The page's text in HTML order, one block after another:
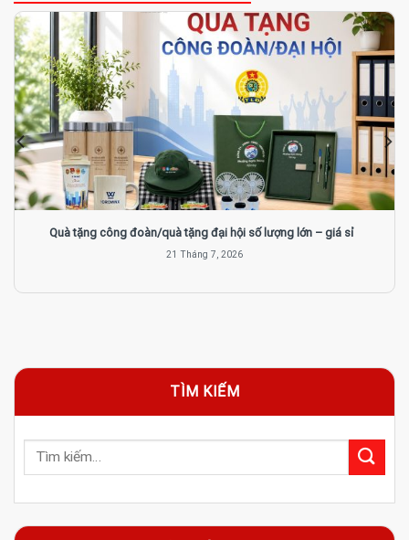
Quà tặng công đoàn/quà tặng đại hội số lượng lớn – giá sỉ
21 Tháng 7, 2026
TÌM KIẾM